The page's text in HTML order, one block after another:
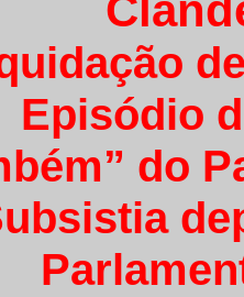
Episódio
do